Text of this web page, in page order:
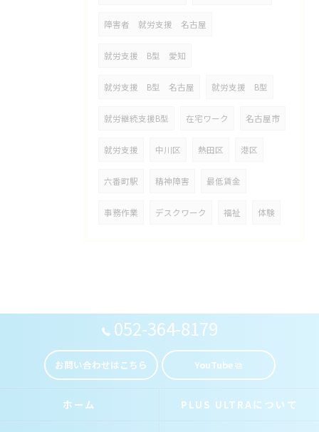
障害者 就労支援 名古屋
就労支援 B型 愛知
就労支援 B型 名古屋 就労支援 B型
就労継続支援B型 在宅ワーク 名古屋市
就労支援 中川区 熱田区 港区
六番町駅 精神障害 最低賃金
事務作業 デスクワーク 福祉 体験
052-364-8179
お問い合わせはこちら YouTube
ホーム PLUS ULTRAについて